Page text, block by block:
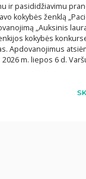
ir pasididžiavimu
kokybės ženklą
„Auksinis
kokybės
Apdovanojimus
m. liepos 6 d.